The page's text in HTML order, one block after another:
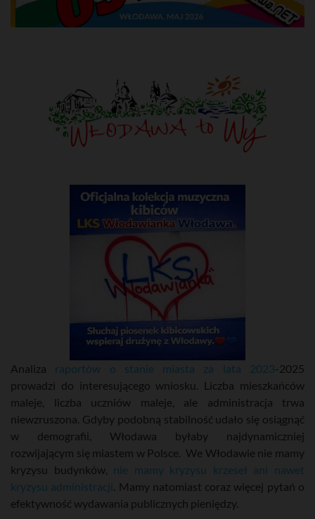
Analiza raportów o stanie miasta za lata 2023-2025
prowadzi do interesującego wniosku. Liczba mieszkańców
maleje, liczba uczniów maleje, ale administracja trwa
niewzruszona. Gdyby podobną stabilność udało się osiągnąć
w demografii, Włodawa byłaby najdynamiczniej
rozwijającym się miastem w Polsce. We Włodawie nie mamy
kryzysu budynków, nie mamy kryzysu krzeseł ani nawet
kryzysu administracji. Mamy natomiast coraz więcej pytań o
efektywność wydawania publicznych pieniędzy.